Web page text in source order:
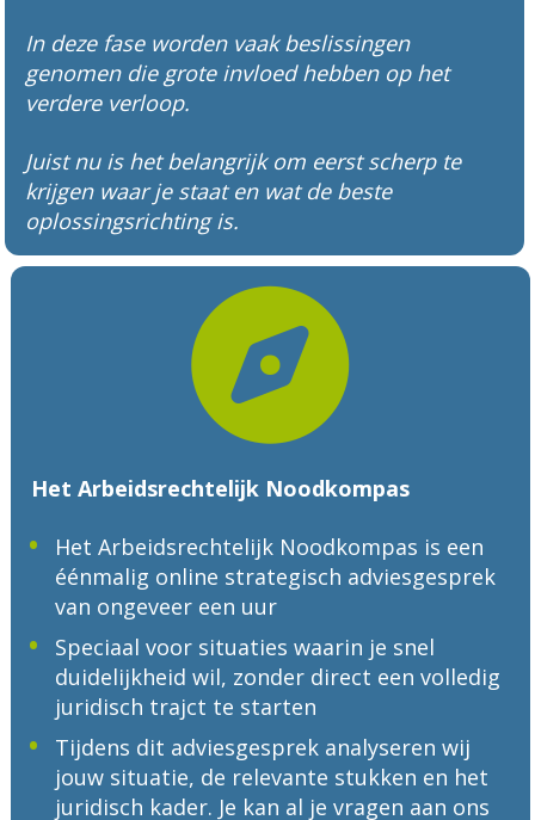
In deze fase worden vaak beslissingen
genomen die grote invloed hebben op het
verdere verloop.
Juist nu is het belangrijk om eerst scherp te
krijgen waar je staat en wat de beste
oplossingsrichting is.
Het Arbeidsrechtelijk Noodkompas
Het Arbeidsrechtelijk Noodkompas is een
éénmalig online strategisch adviesgesprek
van ongeveer een uur
Speciaal voor situaties waarin je snel
duidelijkheid wil, zonder direct een volledig
juridisch trajct te starten
Tijdens dit adviesgesprek analyseren wij
jouw situatie, de relevante stukken en het
juridisch kader. Je kan al je vragen aan ons